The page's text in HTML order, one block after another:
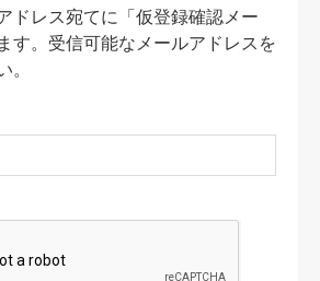
ドレス宛てに「仮登録確認メー
す。受信可能なメールアドレスを